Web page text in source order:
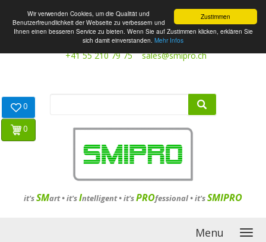
Zustimmen
Wir verwenden Cookies, um die Qualität und
Benutzerfreundlichkeit der Webseite zu verbessern und
Ihnen einen besseren Service zu bieten. Wenn Sie auf Zustimmen klicken, erklären Sie
sich damit einverstanden. Mehr Infos
+41 55 210 79 75 sales@smipro.ch
it'sSMart •it'sIntelligent•it'sPROfessional •it'sSMIPRO
0
0
Menu